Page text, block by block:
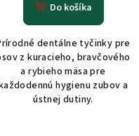
Do košíka
dentálne tyčinky pre
z kuracieho, bravčového
a rybieho mäsa pre
hygienu zubov a
ústnej dutiny.